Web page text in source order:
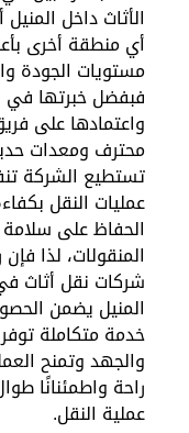
داخل المنيل أو إلى
منطقة أخرى بأعلى
الجودة والأمان،
خبرتها في المجال
على فريق عمل
ومعدات حديثة،
الشركة تنفيذ
النقل بكفاءة مع
على سلامة جميع
لذا فإن رقم
نقل أثاث في
يضمن الحصول على
متكاملة توفر الوقت
وتمنح العملاء
واطمئنانًا طوال
النقل.